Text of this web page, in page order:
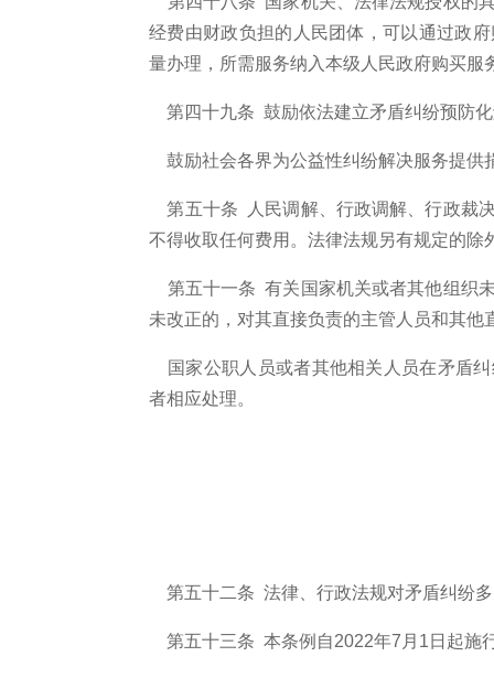
经费由财政负担的人民团体，可以通过政
量办理，所需服务纳入本级人民政府购买服
第四十九条 鼓励依法建立矛盾纠纷预防
鼓励社会各界为公益性纠纷解决服务提供
第五十条 人民调解、行政调解、行政裁
不得收取任何费用。法律法规另有规定的除
第五十一条 有关国家机关或者其他组织
未改正的，对其直接负责的主管人员和其
国家公职人员或者其他相关人员在矛盾
者相应处理。
第五十二条 法律、行政法规对矛盾纠纷
第五十三条 本条例自2022年7月1日起施